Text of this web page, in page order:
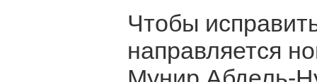
Чтобы
направляется